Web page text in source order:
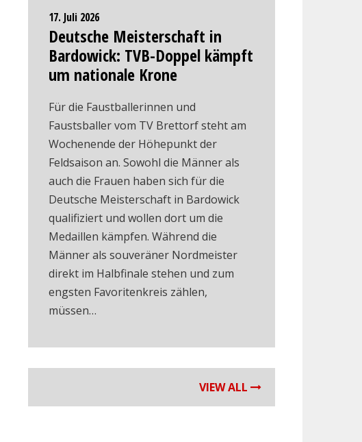
17. Juli 2026
Deutsche Meisterschaft in
Bardowick: TVB-Doppel kämpft
um nationale Krone
Für die Faustballerinnen und
Faustsballer vom TV Brettorf steht am
Wochenende der Höhepunkt der
Feldsaison an. Sowohl die Männer als
auch die Frauen haben sich für die
Deutsche Meisterschaft in Bardowick
qualifiziert und wollen dort um die
Medaillen kämpfen. Während die
Männer als souveräner Nordmeister
direkt im Halbfinale stehen und zum
engsten Favoritenkreis zählen,
müssen…
VIEW ALL